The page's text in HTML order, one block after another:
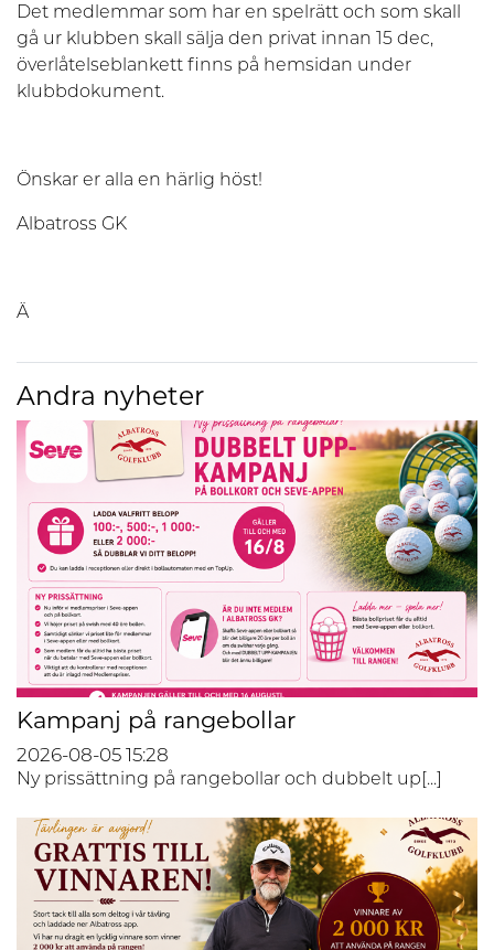
Det medlemmar som har en spelrätt och som skall
gå ur klubben skall sälja den privat innan 15 dec,
överlåtelseblankett finns på hemsidan under
klubbdokument.
Önskar er alla en härlig höst!
Albatross GK
Ä
Andra nyheter
Kampanj på rangebollar
2026-08-05 15:28
Ny prissättning på rangebollar och dubbelt up[...]